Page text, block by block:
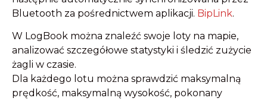
Bluetooth za pośrednictwem aplikacji. BipLink.
W LogBook można znaleźć swoje loty na mapie,
analizować szczegółowe statystyki i śledzić zużycie
żagli w czasie.
Dla każdego lotu można sprawdzić maksymalną
prędkość, maksymalną wysokość, pokonany